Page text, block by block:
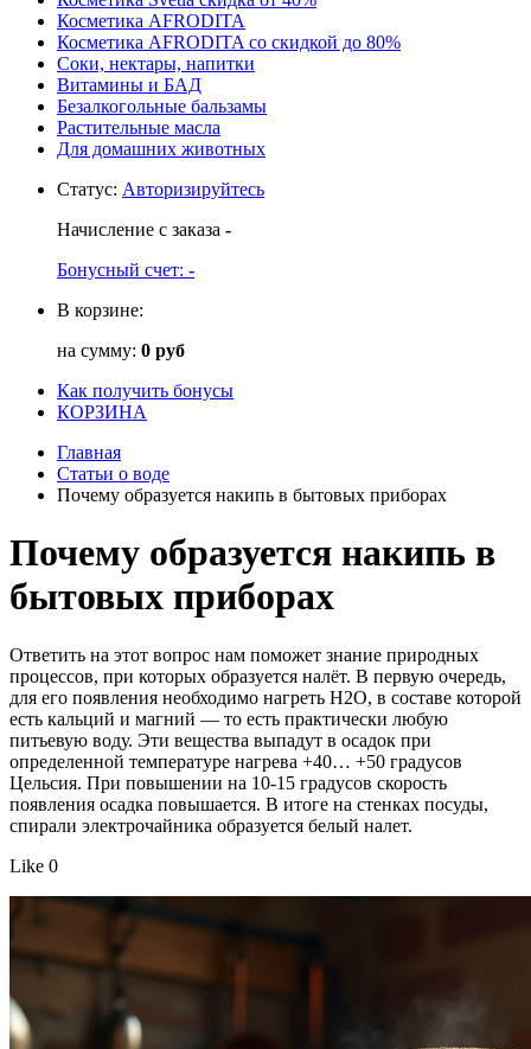
Косметика AFRODITA
Косметика AFRODITA со скидкой до 80%
Соки, нектары, напитки
Витамины и БАД
Безалкогольные бальзамы
Растительные масла
Для домашних животных
Статус: Авторизируйтесь
Начисление с заказа -
Бонусный счет: -
В корзине:
на сумму: 0 руб
Как получить бонусы
КОРЗИНА
Главная
Статьи о воде
Почему образуется накипь в бытовых приборах
Почему образуется накипь в
бытовых приборах
Ответить на этот вопрос нам поможет знание природных
процессов, при которых образуется налёт. В первую очередь,
для его появления необходимо нагреть H2O, в составе которой
есть кальций и магний — то есть практически любую
питьевую воду. Эти вещества выпадут в осадок при
определенной температуре нагрева +40… +50 градусов
Цельсия. При повышении на 10-15 градусов скорость
появления осадка повышается. В итоге на стенках посуды,
спирали электрочайника образуется белый налет.
Like 0